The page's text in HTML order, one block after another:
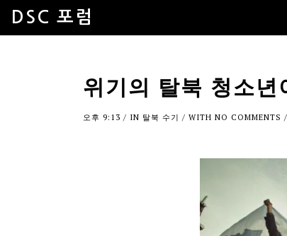
DSC 포럼
위기의 탈북 청소년
오후 9:13 / IN 탈북 수기 / WITH NO COMMENTS /